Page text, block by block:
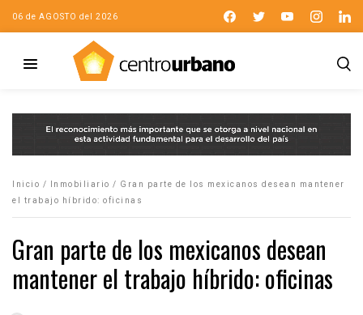
06 de AGOSTO del 2026
Inicio / Inmobiliario / Gran parte de los mexicanos desean mantener
el trabajo híbrido: oficinas
Gran parte de los mexicanos desean
mantener el trabajo híbrido: oficinas